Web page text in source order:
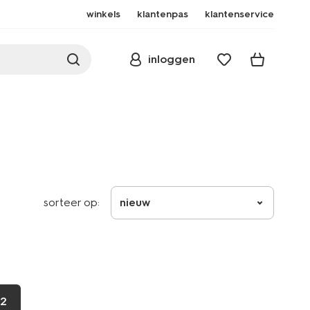
winkels klantenpas klantenservice
inloggen
sorteer op: nieuw
2